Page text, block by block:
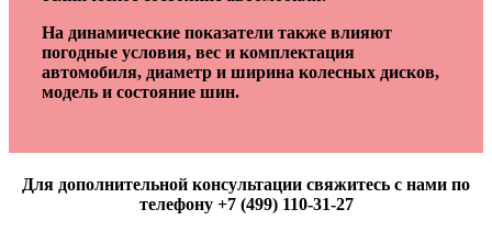
На динамические показатели также влияют
погодные условия, вес и комплектация
автомобиля, диаметр и ширина колесных дисков,
модель и состояние шин.
Для дополнительной консультации свяжитесь с нами по
телефону +7 (499) 110-31-27